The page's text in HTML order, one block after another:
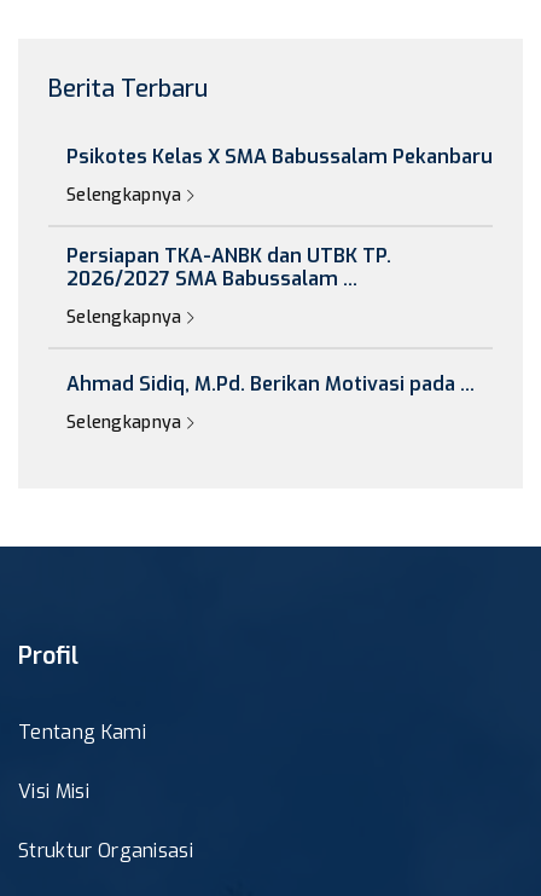
Berita Terbaru
Psikotes Kelas X SMA Babussalam Pekanbaru
Selengkapnya
Persiapan TKA-ANBK dan UTBK TP.
2026/2027 SMA Babussalam ...
Selengkapnya
Ahmad Sidiq, M.Pd. Berikan Motivasi pada ...
Selengkapnya
Profil
Tentang Kami
Visi Misi
Struktur Organisasi